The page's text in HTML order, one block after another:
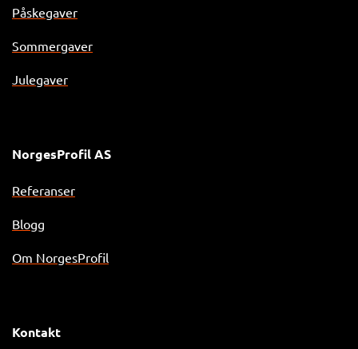
Påskegaver
Sommergaver
Julegaver
NorgesProfil AS
Referanser
Blogg
Om NorgesProfil
Kontakt